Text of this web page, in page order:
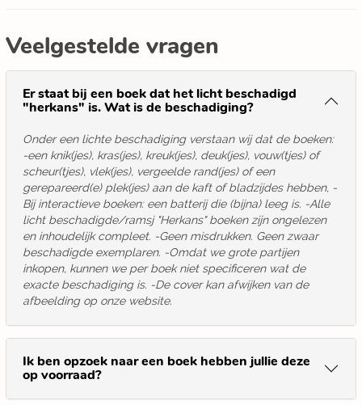
Veelgestelde vragen
Er staat bij een boek dat het licht beschadigd
"herkans" is. Wat is de beschadiging?
Onder een lichte beschadiging verstaan wij dat de boeken:
-een knik(jes), kras(jes), kreuk(jes), deuk(jes), vouw(tjes) of
scheur(tjes), vlek(jes), vergeelde rand(jes) of een
gerepareerd(e) plek(jes) aan de kaft of bladzijdes hebben, -
Bij interactieve boeken: een batterij die (bijna) leeg is. -Alle
licht beschadigde/ramsj "Herkans" boeken zijn ongelezen
en inhoudelijk compleet. -Geen misdrukken. Geen zwaar
beschadigde exemplaren. -Omdat we grote partijen
inkopen, kunnen we per boek niet specificeren wat de
exacte beschadiging is. -De cover kan afwijken van de
afbeelding op onze website.
Ik ben opzoek naar een boek hebben jullie deze
op voorraad?